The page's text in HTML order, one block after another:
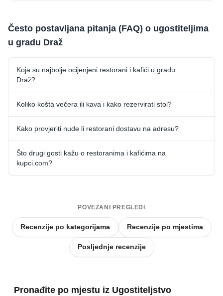
Često postavljana pitanja (FAQ) o ugostiteljima
u gradu Draž
Koja su najbolje ocijenjeni restorani i kafići u gradu
Draž?
Koliko košta večera ili kava i kako rezervirati stol?
Kako provjeriti nude li restorani dostavu na adresu?
Što drugi gosti kažu o restoranima i kafićima na
kupci.com?
POVEZANI PREGLEDI
Recenzije po kategorijama Recenzije po mjestima
Posljednje recenzije
Pronađite po mjestu iz Ugostiteljstvo